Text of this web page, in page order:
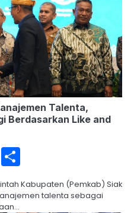
Talenta,
Berdasarkan Like and
Line
Kabupaten (Pemkab) Siak
talenta sebagai